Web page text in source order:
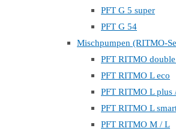
PFT G 5 super
PFT G 54
Mischpumpen (RITMO-
PFT RITMO
PFT RITMO L eco
PFT RITMO L plus
PFT RITMO L
PFT RITMO M / L